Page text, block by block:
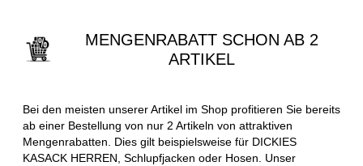
MENGENRABATT SCHON AB 2
ARTIKEL
Bei den meisten unserer Artikel im Shop profitieren Sie bereits
ab einer Bestellung von nur 2 Artikeln von attraktiven
Mengenrabatten. Dies gilt beispielsweise für DICKIES
KASACK HERREN, Schlupfjacken oder Hosen. Unser